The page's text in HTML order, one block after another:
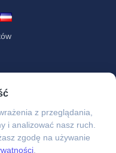
z przeglądania,
i analizować nasz ruch.
zgodę na używanie
.